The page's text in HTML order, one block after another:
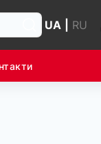
UA RU